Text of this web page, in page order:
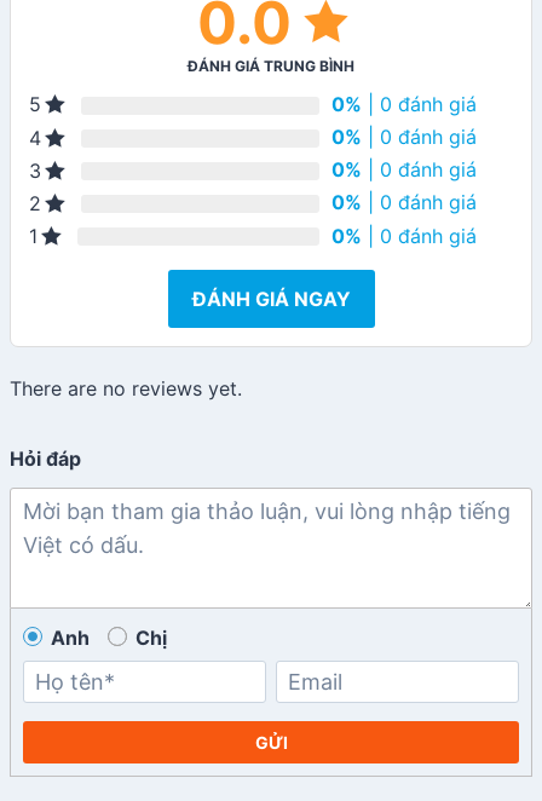
0.0
ĐÁNH GIÁ TRUNG BÌNH
5 0% | 0 đánh giá
4
0% | 0 đánh giá
3
0% | 0 đánh giá
2
0% | 0 đánh giá
1
0% | 0 đánh giá
ĐÁNH GIÁ NGAY
There are no reviews yet.
Hỏi đáp
Anh Chị
GỬI